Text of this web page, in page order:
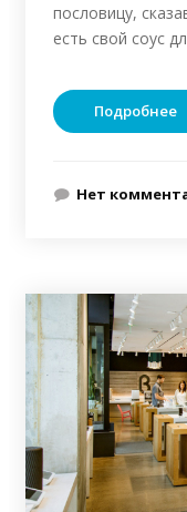
пословицу,
есть свой соус
Подробнее
Нет